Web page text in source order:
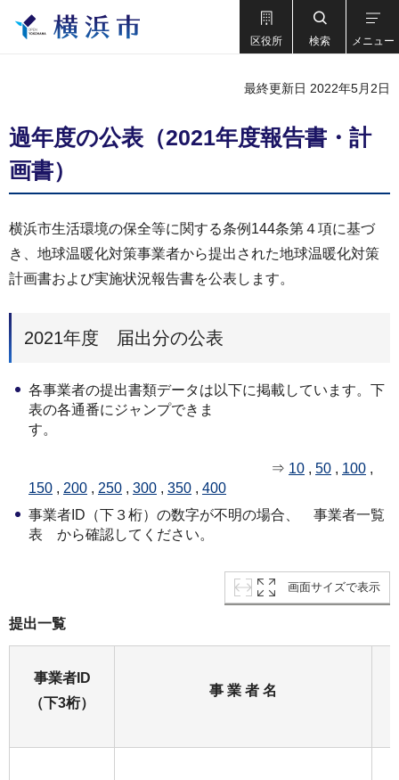
区役所 検索 メニュー
最終更新日 2022年5月2日
過年度の公表（2021年度報告書・計
画書）
横浜市生活環境の保全等に関する条例144条第４項に基づ
き、地球温暖化対策事業者から提出された地球温暖化対策
計画書および実施状況報告書を公表します。
2021年度 届出分の公表
各事業者の提出書類データは以下に掲載しています。下
表の各通番にジャンプできま
す。
⇒ 10 , 50 , 100 ,
150 , 200 , 250 , 300 , 350 , 400
事業者ID（下３桁）の数字が不明の場合、 事業者一覧
表 から確認してください。
画面サイズで表示
提出一覧
事業者ID
（下3桁）
事 業 者 名